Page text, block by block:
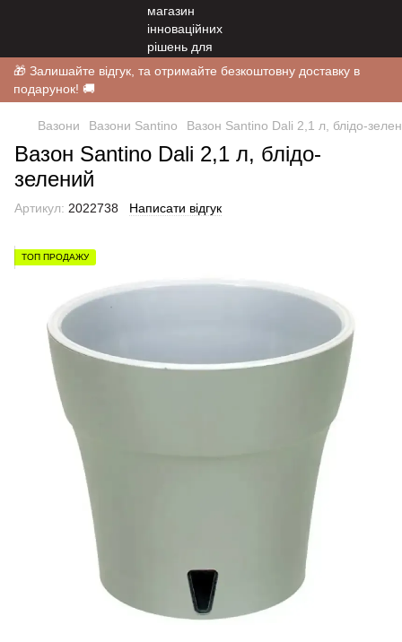
🎁 Залишайте відгук, та отримайте безкоштовну доставку в
подарунок! 🚚
Вазони Вазони Santino Вазон Santino Dali 2,1 л, блідо-
Вазон Santino Dali 2,1 л, блідо-
зелений
Артикул: 2022738 Написати відгук
ТОП ПРОДАЖУ